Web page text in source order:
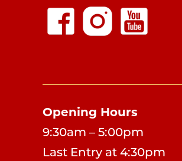
Opening Hours
9:30am – 5:00pm
Last Entry at 4:30pm